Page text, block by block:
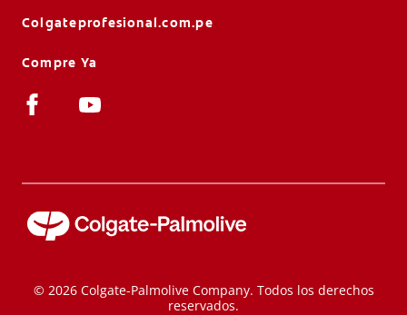
Colgateprofesional.com.pe
Compre Ya
© 2026 Colgate-Palmolive Company. Todos los derechos
reservados.